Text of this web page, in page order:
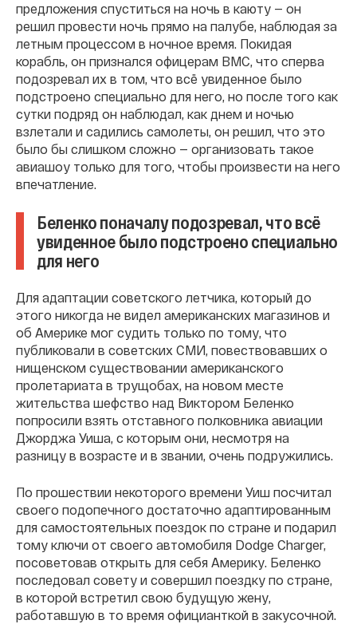
предложения спуститься на ночь в каюту — он
решил провести ночь прямо на палубе, наблюдая за
летным процессом в ночное время. Покидая
корабль, он признался офицерам ВМС, что сперва
подозревал их в том, что всё увиденное было
подстроено специально для него, но после того как
сутки подряд он наблюдал, как днем и ночью
взлетали и садились самолеты, он решил, что это
было бы слишком сложно — организовать такое
авиашоу только для того, чтобы произвести на него
впечатление.
Беленко поначалу подозревал, что всё
увиденное было подстроено специально
для него
Для адаптации советского летчика, который до
этого никогда не видел американских магазинов и
об Америке мог судить только по тому, что
публиковали в советских СМИ, повествовавших о
нищенском существовании американского
пролетариата в трущобах, на новом месте
жительства шефство над Виктором Беленко
попросили взять отставного полковника авиации
Джорджа Уиша, с которым они, несмотря на
разницу в возрасте и в звании, очень подружились.
По прошествии некоторого времени Уиш посчитал
своего подопечного достаточно адаптированным
для самостоятельных поездок по стране и подарил
тому ключи от своего автомобиля Dodge Charger,
посоветовав открыть для себя Америку. Беленко
последовал совету и совершил поездку по стране,
в которой встретил свою будущую жену,
работавшую в то время официанткой в закусочной.